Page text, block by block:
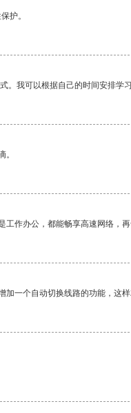
护。
。我可以根据自己的时间安排学习
。
作办公，都能畅享高速网络，
一个自动切换线路的功能，这